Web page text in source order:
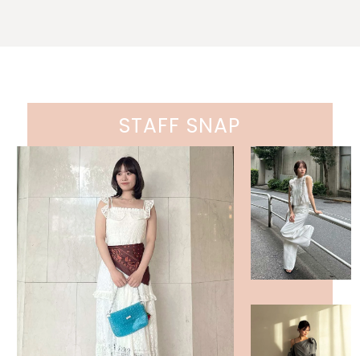
STAFF SNAP